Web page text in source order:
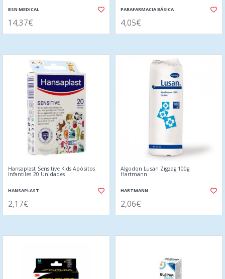
BSN MEDICAL
14,37€
PARAFARMACIA BÁSICA
4,05€
Hansaplast Sensitive Kids Apósitos
Infantiles 20 Unidades
HANSAPLAST
2,17€
Algodon Lusan Zigzag 100g
Hartmann
HARTMANN
2,06€